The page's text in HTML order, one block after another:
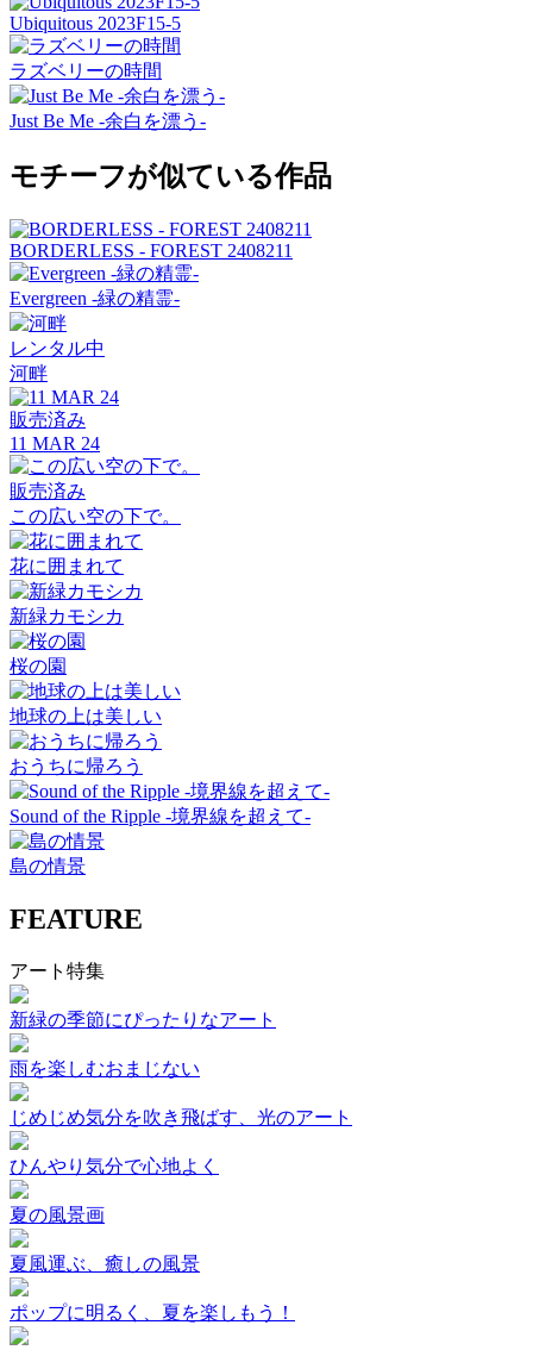
Ubiquitous 2023F15-5
ラズベリーの時間
Just Be Me -余白を漂う-
モチーフが似ている作品
BORDERLESS - FOREST 2408211
Evergreen -緑の精霊-
レンタル中
河畔
販売済み
11 MAR 24
販売済み
この広い空の下で。
花に囲まれて
新緑カモシカ
桜の園
地球の上は美しい
おうちに帰ろう
Sound of the Ripple -境界線を超えて-
島の情景
FEATURE
アート特集
新緑の季節にぴったりなアート
雨を楽しむおまじない
じめじめ気分を吹き飛ばす、光のアート
ひんやり気分で心地よく
夏の風景画
夏風運ぶ、癒しの風景
ポップに明るく、夏を楽しもう！